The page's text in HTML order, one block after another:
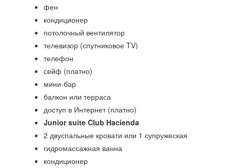
фен
кондиционер
потолочный вентилятор
телевизор (спутниковое TV)
телефон
сейф (платно)
мини-бар
балкон или терраса
доступ в Интернет (платно)
Junior suite Club Hacienda
2 двуспальные кровати или 1 супружеская
гидромассажная ванна
кондиционер